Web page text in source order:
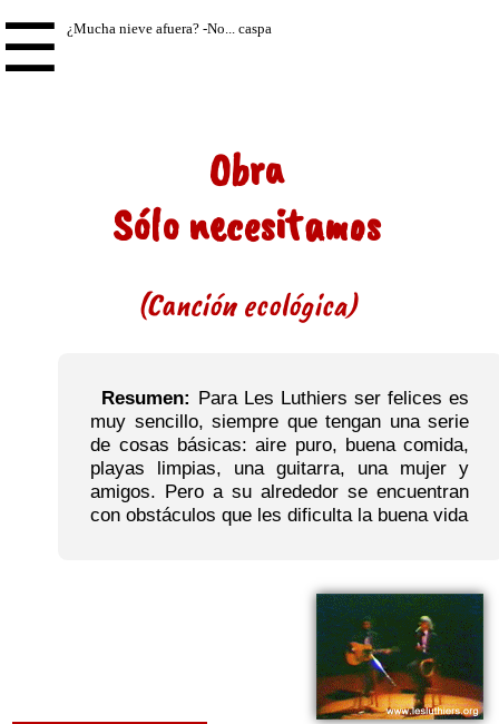
☰
Obra
Sólo necesitamos
(Canción ecológica)
Resumen: Para Les Luthiers ser felices es
muy sencillo, siempre que tengan una serie
de cosas básicas: aire puro, buena comida,
playas limpias, una guitarra, una mujer y
amigos. Pero a su alrededor se encuentran
con obstáculos que les dificulta la buena vida